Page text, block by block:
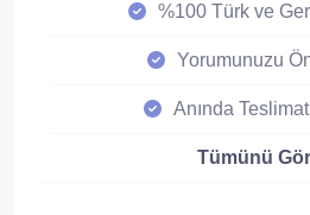
%100 Türk ve
Yorumunuzu
Anında
Tümünü Gör